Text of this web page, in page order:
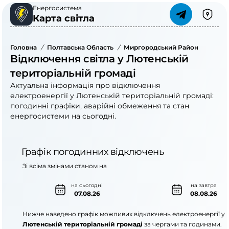
Енергосистема
Карта світла
Головна / Полтавська Область / Миргородський Район
Відключення світла у Лютенській
територіальній громаді
Актуальна інформація про відключення
електроенергії у Лютенській територіальній громаді:
погодинні графіки, аварійні обмеження та стан
енергосистеми на сьогодні.
Графік погодинних відключень
на сьогодні
07.08.26
на завтра
08.08.26
Зі всіма змінами станом на
Нижче наведено графік можливих відключень електроенергії у
Лютенській територіальній громаді за чергами та годинами.